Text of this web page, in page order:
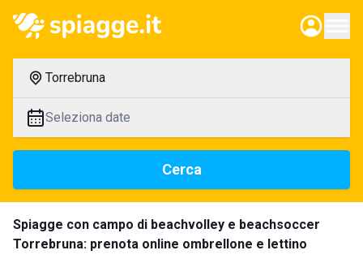
Torrebruna
Seleziona date
Cerca
Spiagge con campo di beachvolley e beachsoccer
Torrebruna: prenota online ombrellone e lettino